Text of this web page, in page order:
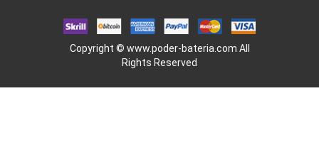
Copyright © www.poder-bateria.com All
Rights Reserved